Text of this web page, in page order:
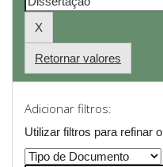
Retornar valores
Adicionar filtros:
Utilizar filtros para refinar